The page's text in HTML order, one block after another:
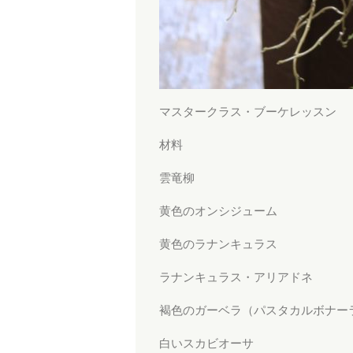
マスタークラス・ブーケレッスン
材料
雲竜柳
黄色のオンシジューム
黄色のラナンキュラス
ラナンキュラス・アリアドネ
褐色のガーベラ（パスタカルボナー
白いスカビオーサ